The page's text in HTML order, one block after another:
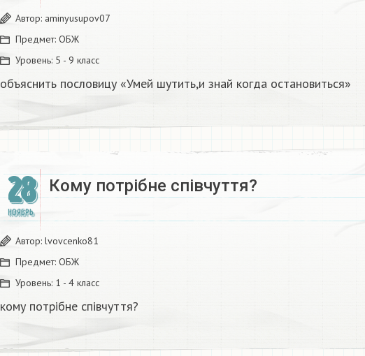
Автор: aminyusupov07
Предмет: ОБЖ
Уровень: 5 - 9 класс
объяснить пословицу «Умей шутить,и знай когда остановиться»
28
НОЯБРЬ
Кому потрібне співчуття?​
Автор: lvovcenko81
Предмет: ОБЖ
Уровень: 1 - 4 класс
кому потрібне співчуття?​